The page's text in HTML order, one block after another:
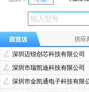
Ecliptek(507)
XLSEMI(芯龙)(185)
Mindmotion(灵动微
Infineon(英飞凌)(49)
SGMICRO(圣邦微
Brightking(台湾君
供应
深圳迈锐创芯科技有限公司
深圳市瑞凯迪科技有限公司
深圳市金凯通电子科技有限